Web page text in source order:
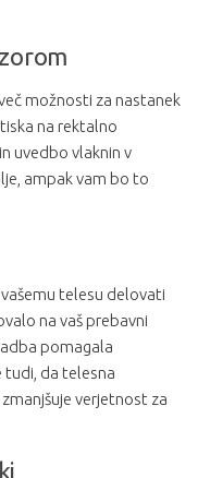
možnosti za nastanek
na rektalno
uvedbo vlaknin v
ampak vam bo to
telesu delovati
na vaš prebavni
pomagala
tudi, da telesna
verjetnost za